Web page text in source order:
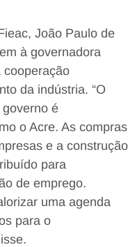
João Paulo de
à governadora
cooperação
da indústria. “O
é
o Acre. As compras
e a construção
para
de emprego.
uma agenda
para o